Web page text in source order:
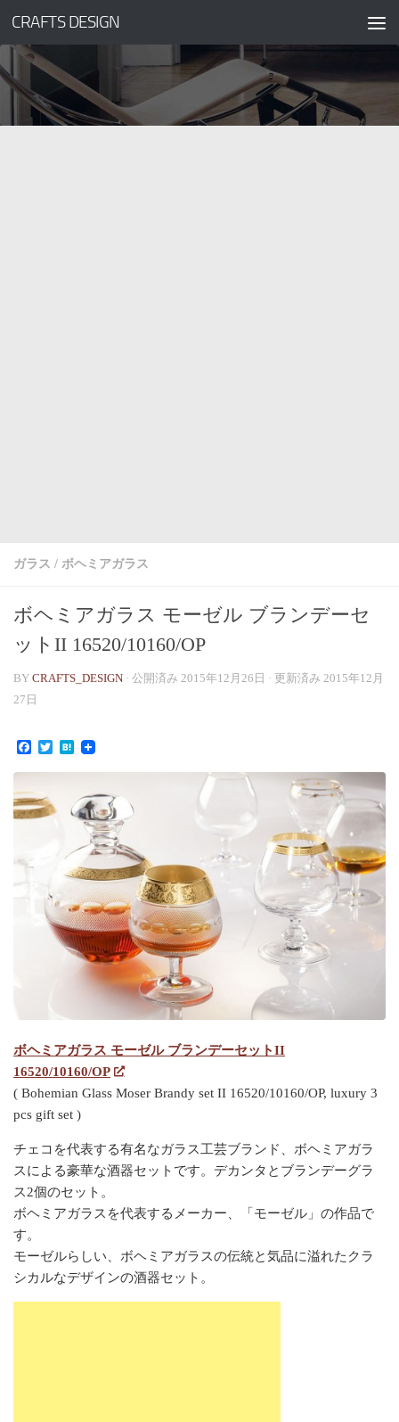
コンテンツへスキップ
CRAFTS DESIGN
ガラス / ボヘミアガラス
ボヘミアガラス モーゼル ブランデーセ
ットII 16520/10160/OP
BY CRAFTS_DESIGN · 公開済み 2015年12月26日 · 更新済み 2015年12月
27日
Facebook
TwitterHatena
ボヘミアガラス モーゼル ブランデーセットII
16520/10160/OP
( Bohemian Glass Moser Brandy set II 16520/10160/OP, luxury 3
pcs gift set )
チェコを代表する有名なガラス工芸ブランド、ボヘミアガラ
スによる豪華な酒器セットです。デカンタとブランデーグラ
ス2個のセット。
ボヘミアガラスを代表するメーカー、「モーゼル」の作品で
す。
モーゼルらしい、ボヘミアガラスの伝統と気品に溢れたクラ
シカルなデザインの酒器セット。